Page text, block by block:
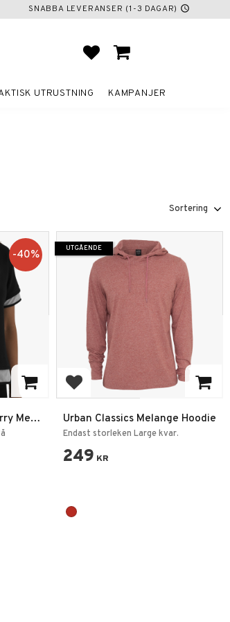
SNABBA LEVERANSER (1-3 DAGAR) schedule
FAVORITER
KUNDVAGN
UTRUSTNING KAMPANJER
Välj sortering
Mesh
40%
Lägg till i favoriter
Urban Classics Melange Hoodie
Endast storleken Large kvar.
249 KR
UTGÅENDE